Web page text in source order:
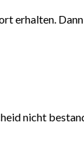
erhalten.
nicht